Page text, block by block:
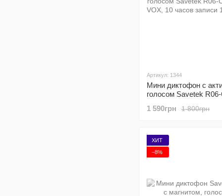
Артикул: 1344
Мини диктофон с
голосом Savetek
1 800грн
1 590грн
ХИТ
−8%